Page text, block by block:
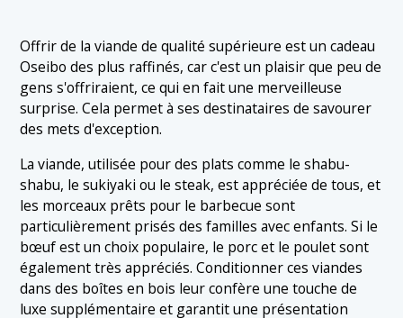
Offrir de la viande de qualité supérieure est un cadeau
Oseibo des plus raffinés, car c'est un plaisir que peu de
gens s'offriraient, ce qui en fait une merveilleuse
surprise. Cela permet à ses destinataires de savourer
des mets d'exception.
La viande, utilisée pour des plats comme le shabu-
shabu, le sukiyaki ou le steak, est appréciée de tous, et
les morceaux prêts pour le barbecue sont
particulièrement prisés des familles avec enfants. Si le
bœuf est un choix populaire, le porc et le poulet sont
également très appréciés. Conditionner ces viandes
dans des boîtes en bois leur confère une touche de
luxe supplémentaire et garantit une présentation